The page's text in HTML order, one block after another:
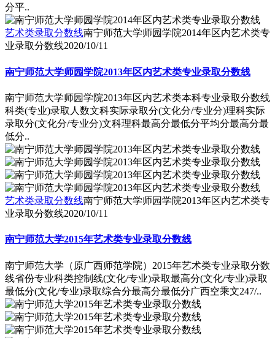
分平..
艺术类录取分数线南宁师范大学师园学院2014年区内艺术类专
业录取分数线2020/10/11
南宁师范大学师园学院2013年区内艺术类专业录取分数线
南宁师范大学师园学院2013年区内艺术类本科专业录取分数线
科类(专业)录取人数文科实际录取分(文化分/专业分)理科实际
录取分(文化分/专业分)文科理科最高分最低分平均分最高分最
低分..
艺术类录取分数线南宁师范大学师园学院2013年区内艺术类专
业录取分数线2020/10/11
南宁师范大学2015年艺术类专业录取分数线
南宁师范大学（原广西师范学院）2015年艺术类专业录取分数
线省份专业科类控制线(文化/专业)录取最高分(文化/专业)录取
最低分(文化/专业)录取综合分最高分最低分广西空乘文247/..